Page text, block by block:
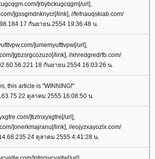
]rbybckugcqgm[/url],
]gssgmdnknycr[/link], //fefnauqskiab.com/
17 กันยายน 2554 19:36:48 น.
]umemyufttvpw[/url],
]gbzsrgcozuzo[/link], //xhredgredrfb.com/
18 กันยายน 2554 16:03:26 น.
this article is "WINNING!"
22 ตุลาคม 2555 16:08:50 น.
]tizlnxyxgfre[/url],
]onerkmajranu[/link], //eojyzxayozlx.com/
24 ตุลาคม 2555 4:41:28 น.